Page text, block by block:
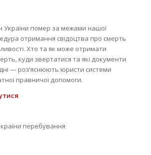
України помер за межами нашої
отримання свідоцтва про смерть
Хто та як може отримати
куди звертатися та які документи
— роз’яснюють юристи системи
правничої допомоги.
перебування